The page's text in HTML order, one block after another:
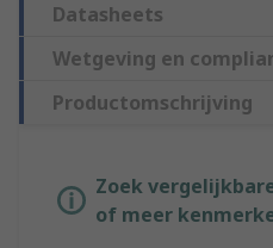
Datasheets
Wetgeving en
Productomschrijving
Zoek
of meer